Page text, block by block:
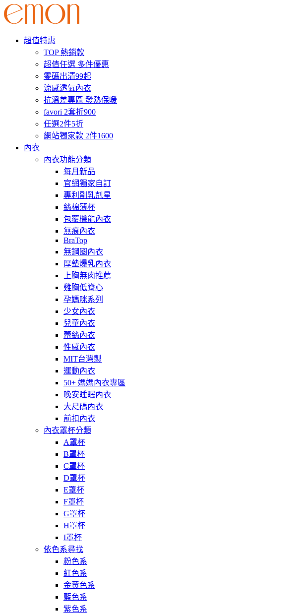
超值特惠
TOP 熱銷款
超值任選 多件優惠
零碼出清99起
涼感透氣內衣
抗溫差專區 發熱保暖
favori 2套折900
任選2件5折
網站獨家款 2件1600
內衣
內衣功能分類
每月新品
官網獨家自訂
專利副乳剋星
絲棉薄杯
包覆機能內衣
無痕內衣
BraTop
無鋼圈內衣
厚墊爆乳內衣
上胸無肉推薦
雞胸低脊心
孕媽咪系列
少女內衣
兒童內衣
蕾絲內衣
性感內衣
MIT台灣製
運動內衣
50+ 媽媽內衣專區
晚安睡眠內衣
大尺碼內衣
前扣內衣
內衣罩杯分類
A罩杯
B罩杯
C罩杯
D罩杯
E罩杯
F罩杯
G罩杯
H罩杯
I罩杯
依色系尋找
粉色系
紅色系
金黃色系
藍色系
紫色系